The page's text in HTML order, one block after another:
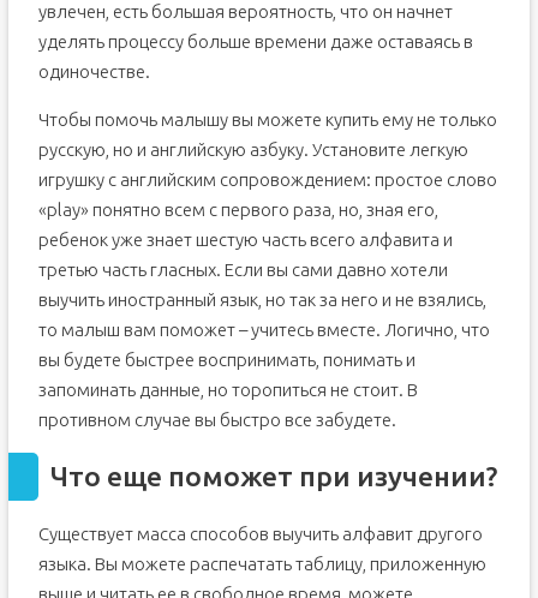
увлечен, есть большая вероятность, что он начнет
уделять процессу больше времени даже оставаясь в
одиночестве.
Чтобы помочь малышу вы можете купить ему не только
русскую, но и английскую азбуку. Установите легкую
игрушку с английским сопровождением: простое слово
«play» понятно всем с первого раза, но, зная его,
ребенок уже знает шестую часть всего алфавита и
третью часть гласных. Если вы сами давно хотели
выучить иностранный язык, но так за него и не взялись,
то малыш вам поможет – учитесь вместе. Логично, что
вы будете быстрее воспринимать, понимать и
запоминать данные, но торопиться не стоит. В
противном случае вы быстро все забудете.
Что еще поможет при изучении?
Существует масса способов выучить алфавит другого
языка. Вы можете распечатать таблицу, приложенную
выше и читать ее в свободное время, можете